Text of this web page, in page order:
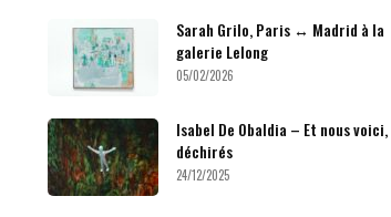
Sarah Grilo, Paris ↔ Madrid à la
galerie Lelong
05/02/2026
Isabel De Obaldia – Et nous voici,
déchirés
24/12/2025